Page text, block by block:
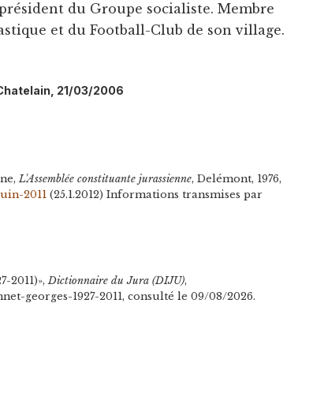
du Groupe socialiste. Membre
et du Football-Club de son village.
21/03/2006
L'Assemblée constituante jurassienne, Delémont, 1976,
2011 (25.1.2012) Informations transmises par
2011)»,Dictionnaire du Jura (DIJU),
georges-1927-2011, consulté le 09/08/2026.